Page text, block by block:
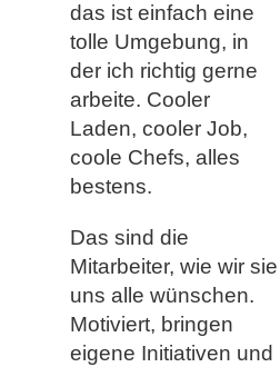
das ist einfach eine
tolle Umgebung, in
der ich richtig gerne
arbeite. Cooler
Laden, cooler Job,
coole Chefs, alles
bestens.
Das sind die
Mitarbeiter, wie wir sie
uns alle wünschen.
Motiviert, bringen
eigene Initiativen und